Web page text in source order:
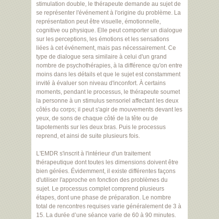
stimulation double, le thérapeute demande au sujet de
se représenter l'événement à l'origine du problème. La
représentation peut être visuelle, émotionnelle,
cognitive ou physique. Elle peut comporter un dialogue
sur les perceptions, les émotions et les sensations
liées à cet événement, mais pas nécessairement. Ce
type de dialogue sera similaire à celui d'un grand
nombre de psychothérapies, à la différence qu'on entre
moins dans les détails et que le sujet est constamment
invité à évaluer son niveau d'inconfort. À certains
moments, pendant le processus, le thérapeute soumet
la personne à un stimulus sensoriel affectant les deux
côtés du corps; il peut s'agir de mouvements devant les
yeux, de sons de chaque côté de la tête ou de
tapotements sur les deux bras. Puis le processus
reprend, et ainsi de suite plusieurs fois.
L'EMDR s'inscrit à l'intérieur d'un traitement
thérapeutique dont toutes les dimensions doivent être
bien gérées. Évidemment, il existe différentes façons
d'utiliser l'approche en fonction des problèmes du
sujet. Le processus complet comprend plusieurs
étapes, dont une phase de préparation. Le nombre
total de rencontres requises varie généralement de 3 à
15. La durée d’une séance varie de 60 à 90 minutes.